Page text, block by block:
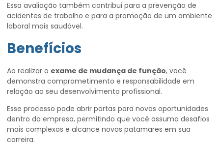
Essa avaliação também contribui para a prevenção de
acidentes de trabalho e para a promoção de um ambiente
laboral mais saudável.
Benefícios
Ao realizar o exame de mudança de função, você
demonstra comprometimento e responsabilidade em
relação ao seu desenvolvimento profissional.
Esse processo pode abrir portas para novas oportunidades
dentro da empresa, permitindo que você assuma desafios
mais complexos e alcance novos patamares em sua
carreira.